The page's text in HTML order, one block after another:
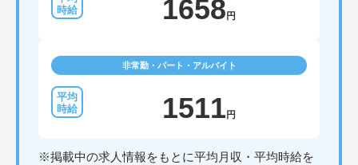
1658 円
非常勤・パート・アルバイト
1511 円
※掲載中の求人情報をもとに平均月収・平均時給を